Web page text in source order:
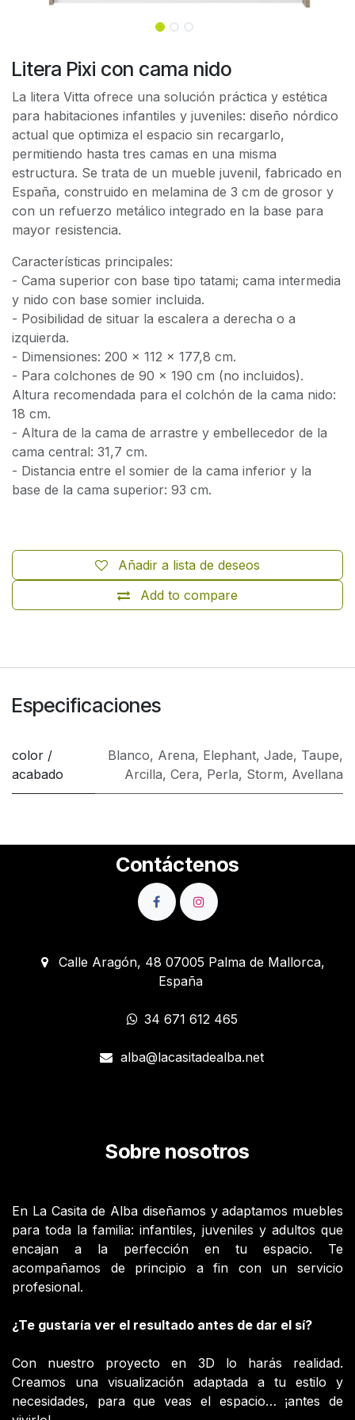
Litera Pixi con cama nido
La litera Vitta ofrece una solución práctica y estética
para habitaciones infantiles y juveniles: diseño nórdico
actual que optimiza el espacio sin recargarlo,
permitiendo hasta tres camas en una misma
estructura. Se trata de un mueble juvenil, fabricado en
España, construido en melamina de 3 cm de grosor y
con un refuerzo metálico integrado en la base para
mayor resistencia.
Características principales:
- Cama superior con base tipo tatami; cama intermedia
y nido con base somier incluida.
- Posibilidad de situar la escalera a derecha o a
izquierda.
- Dimensiones: 200 x 112 x 177,8 cm.
- Para colchones de 90 x 190 cm (no incluidos).
Altura recomendada para el colchón de la cama nido:
18 cm.
- Altura de la cama de arrastre y embellecedor de la
cama central: 31,7 cm.
- Distancia entre el somier de la cama inferior y la
base de la cama superior: 93 cm.
Add to compare
Añadir a lista de deseos
Especificaciones
color /
acabado
Blanco, Arena, Elephant, Jade, Taupe,
Arcilla, Cera, Perla, Storm, Avellana
Contáctenos
Calle Aragón, 48 07005 Palma de Mallorca,
España
34 671 612 465
alba@lacasitadealba.net
Sobre nosotros
En La Casita de Alba diseñamos y adaptamos muebles
para toda la familia: infantiles, juveniles y adultos que
encajan a la perfección en tu espacio. Te
acompañamos de principio a fin con un servicio
profesional.
¿Te gustaría ver el resultado antes de dar el sí?
Con nuestro proyecto en 3D lo harás realidad.
Creamos una visualización adaptada a tu estilo y
necesidades, para que veas el espacio… ¡antes de